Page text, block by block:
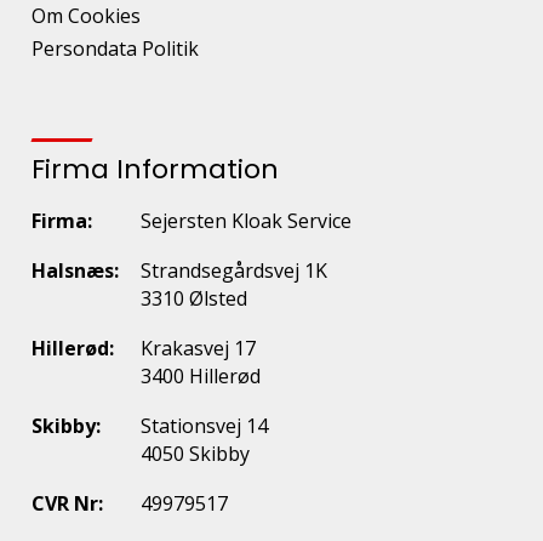
Om Cookies
Persondata Politik
Firma Information
Firma:
Sejersten Kloak Service
Halsnæs:
Strandsegårdsvej 1K
3310 Ølsted
Hillerød:
Krakasvej 17
3400 Hillerød
Skibby:
Stationsvej 14
4050 Skibby
CVR Nr:
49979517